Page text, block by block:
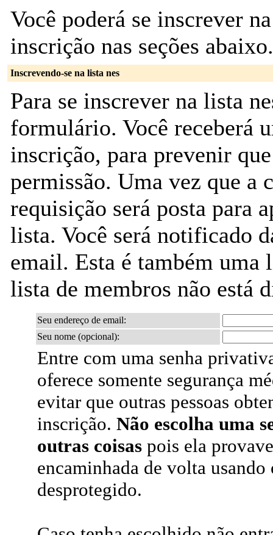
Você poderá se inscrever
inscrição nas seções abaixo.
Inscrevendo-se na lista nes
Para se inscrever na lista
formulário. Você receberá
inscrição, para prevenir
permissão. Uma vez que a
requisição será posta para
lista. Você será notificado
email. Esta é também
lista de membros não está
Seu endereço de email:
Seu nome (opcional):
Entre com uma senha
oferece somente segurança
evitar que outras pessoas
inscrição. Não escolha uma
outras coisas pois ela
encaminhada de volta
desprotegido.